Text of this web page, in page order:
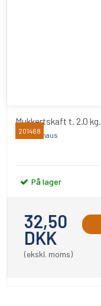
Mukkertskaft t. 2.0 kg.
Peddinghaus
201468
På lager
32,50
DKK
(ekskl. moms)